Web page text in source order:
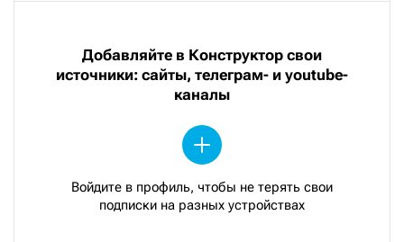
Добавляйте в Конструктор свои
источники: сайты, телеграм- и youtube-
каналы
Войдите в профиль, чтобы не терять свои
подписки на разных устройствах